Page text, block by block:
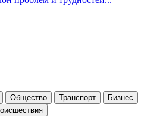
Общество Транспорт
Бизнес